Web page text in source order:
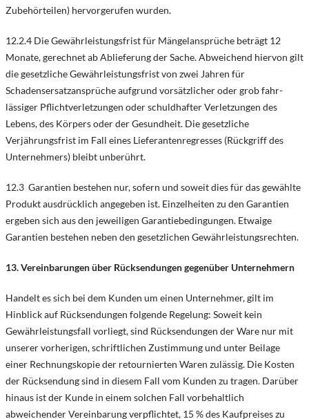
Zubehörteilen) hervorgerufen wurden.
12.2.4 Die Gewährleistungsfrist für Mängelansprüche beträgt 12
Monate, gerechnet ab Ablieferung der Sache. Abweichend hiervon gilt
die gesetzliche Gewährleistungsfrist von zwei Jahren für
Schadensersatzansprüche aufgrund vorsätzlicher oder grob fahr-
lässiger Pflichtverletzungen oder schuldhafter Verletzungen des
Lebens, des Körpers oder der Gesundheit. Die gesetzliche
Verjährungsfrist im Fall eines Lieferantenregresses (Rückgriff des
Unternehmers) bleibt unberührt.
12.3 Garantien bestehen nur, sofern und soweit dies für das gewählte
Produkt ausdrücklich angegeben ist. Einzelheiten zu den Garantien
ergeben sich aus den jeweiligen Garantiebedingungen. Etwaige
Garantien bestehen neben den gesetzlichen Gewährleistungsrechten.
13. Vereinbarungen über Rücksendungen gegenüber Unternehmern
Handelt es sich bei dem Kunden um einen Unternehmer, gilt im
Hinblick auf Rücksendungen folgende Regelung: Soweit kein
Gewährleistungsfall vorliegt, sind Rücksendungen der Ware nur mit
unserer vorherigen, schriftlichen Zustimmung und unter Beilage
einer Rechnungskopie der retournierten Waren zulässig. Die Kosten
der Rücksendung sind in diesem Fall vom Kunden zu tragen. Darüber
hinaus ist der Kunde in einem solchen Fall vorbehaltlich
abweichender Vereinbarung verpflichtet, 15 % des Kaufpreises zu